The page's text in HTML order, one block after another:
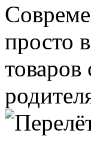
просто